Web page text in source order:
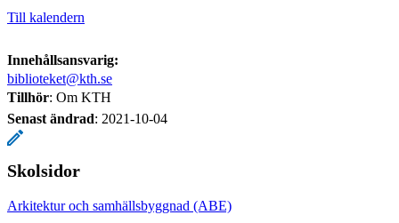
Till kalendern
Innehållsansvarig:
biblioteket@kth.se
Tillhör: Om KTH
Senast ändrad: 2021-10-04
Skolsidor
Arkitektur och samhällsbyggnad (ABE)